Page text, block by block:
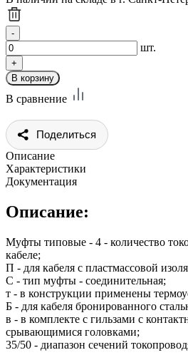
шт.
В сравнение
Поделиться
Описание
Характеристики
Документация
Описание:
Муфты типовые - 4 - количество
кабеле;
П - для кабеля с пластмассовой
С - тип муфты - соединительная;
т - в конструкции применены
Б - для кабеля бронированного
в - в комплекте с гильзами с
срывающимися головками;
35/50 - диапазон сечений